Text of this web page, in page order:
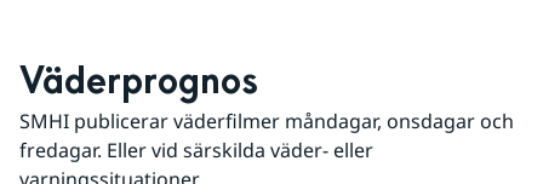
Väderprognos
SMHI publicerar väderfilmer måndagar, onsdagar och
fredagar. Eller vid särskilda väder- eller